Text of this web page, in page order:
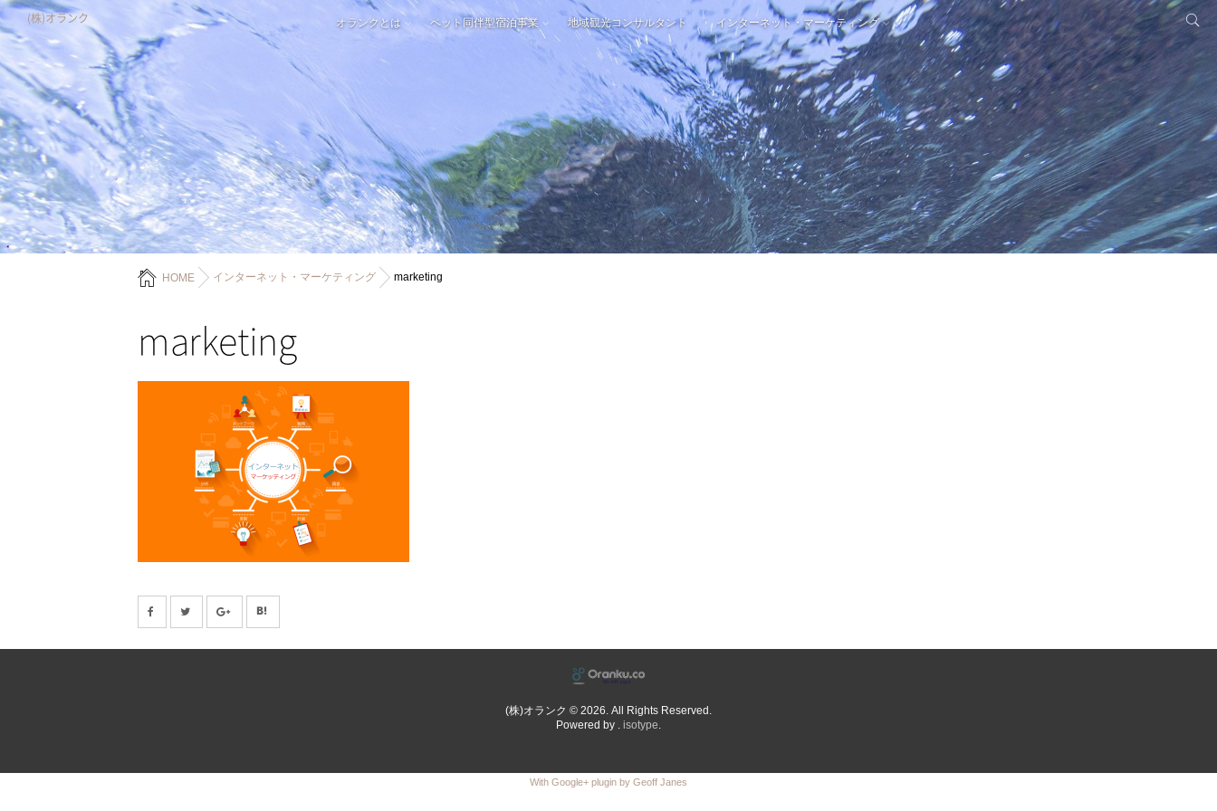
(株)オランク オランクとは ペット同伴型宿泊事業 地域観光コンサルタント インターネット・マーケティング
HOME インターネット・マーケティング marketing
marketing
(株)オランク © 2026. All Rights Reserved.
Powered by . isotype.
With Google+ plugin by Geoff Janes